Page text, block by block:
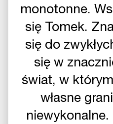
monotonne.
się Tomek.
się do
się w
świat, w
własne